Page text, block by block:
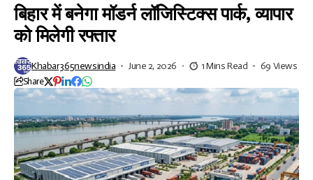
बिहार में बनेगा मॉडर्न लॉजिस्टिक्स पार्क, व्यापार
को मिलेगी रफ्तार
Khabar365newsindia June 2, 2026 1 Mins Read 69 Views
Share